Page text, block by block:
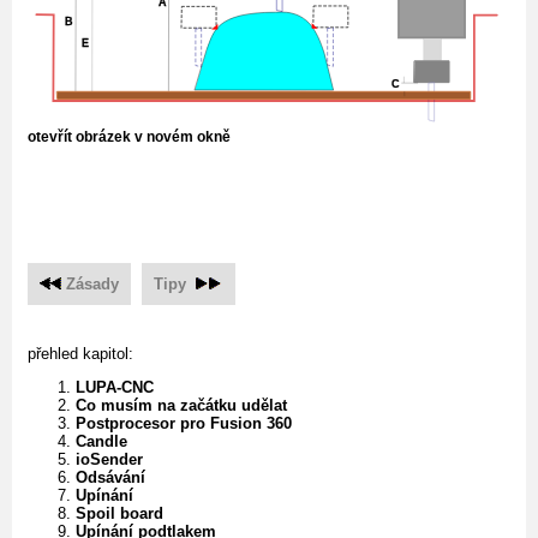
otevřít obrázek v novém okně
Zásady Tipy
přehled kapitol:
LUPA-CNC
Co musím na začátku udělat
Postprocesor pro Fusion 360
Candle
ioSender
Odsávání
Upínání
Spoil board
Upínání podtlakem